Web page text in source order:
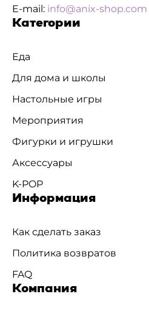
E-mail: info@anix-shop.com
Категории
Еда
Для дома и школы
Настольные игры
Мероприятия
Фигурки и игрушки
Аксессуары
K-POP
Информация
Как сделать заказ
Политика возвратов
FAQ
Компания